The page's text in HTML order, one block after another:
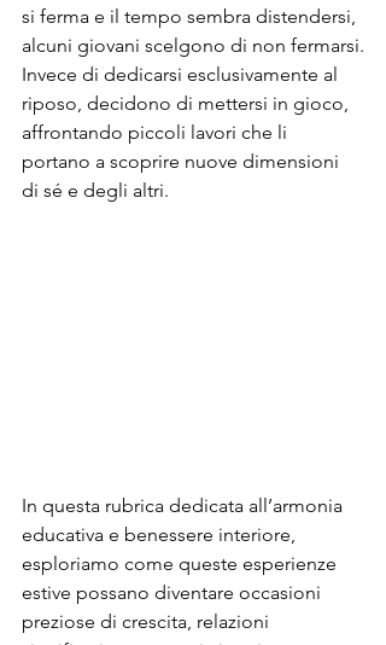
si ferma e il tempo sembra distendersi,
alcuni giovani scelgono di non fermarsi.
Invece di dedicarsi esclusivamente al
riposo, decidono di mettersi in gioco,
affrontando piccoli lavori che li
portano a scoprire nuove dimensioni
di sé e degli altri.
In questa rubrica dedicata all’armonia
educativa e benessere interiore,
esploriamo come queste esperienze
estive possano diventare occasioni
preziose di crescita, relazioni